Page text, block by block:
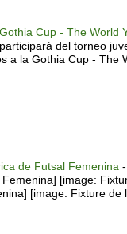
Cup - The World
del torneo
a la Gothia Cup - The
de Futsal Femenina -
[image:
[image: Fixture de